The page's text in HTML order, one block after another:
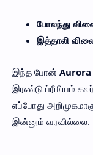
போலந்து
இத்தாலி
இந்த போன்
இரண்டு ப்ரீமியம்
எப்போது
இன்னும் வரவில்லை.